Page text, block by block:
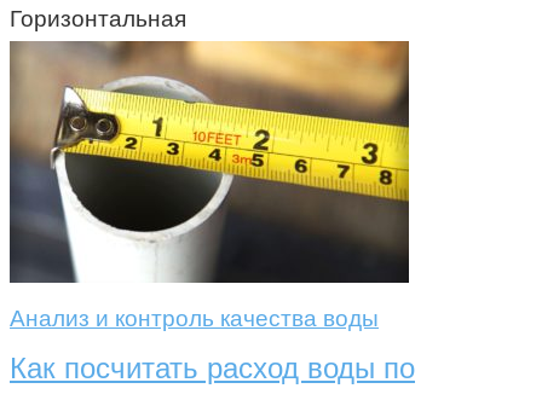
Горизонтальная
Анализ и контроль качества воды
Как посчитать расход воды по